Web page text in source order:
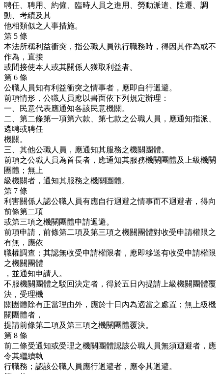
聘任、聘用、約僱、臨時人員之進用、勞動派遣、陞遷、調
動、考績及其
他相類似之人事措施。
第 5 條
本法所稱利益衝突，指公職人員執行職務時，得因其作為或不
作為，直接
或間接使本人或其關係人獲取利益者。
第 6 條
公職人員知有利益衝突之情事者，應即自行迴避。
前項情形，公職人員應以書面依下列規定辦理：
一、民意代表應通知各該民意機關。
二、第二條第一項第六款、第七款之公職人員，應通知指派、
遴聘或聘任
機關。
三、其他公職人員，應通知其服務之機關團體。
前項之公職人員為首長者，應通知其服務機關團體及上級機關
團體；無上
級機關者，通知其服務之機關團體。
第 7 條
利害關係人認公職人員有應自行迴避之情事而不迴避者，得向
前條第二項
或第三項之機關團體申請迴避。
前項申請，前條第二項及第三項之機關團體對收受申請權限之
有無，應依
職權調查；其認無收受申請權限者，應即移送有收受申請權限
之機關團體
，並通知申請人。
不服機關團體之駁回決定者，得於五日內提請上級機關團體覆
決，受理機
關團體除有正當理由外，應於十日內為適當之處置；無上級機
關團體者，
提請前條第二項及第三項之機關團體覆決。
第 8 條
前二條受通知或受理之機關團體認該公職人員無須迴避者，應
令其繼續執
行職務；認該公職人員應行迴避者，應令其迴避。